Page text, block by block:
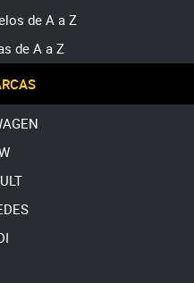
de A a Z
de A a Z